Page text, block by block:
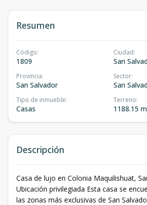
Resumen
Código:
1809
Ciudad:
San
Provincia:
San Salvador
Sector:
San
Tipo de inmueble:
Casas
Terreno:
1188.15
Descripción
Casa de lujo en Colonia Maquilishuat,
Ubicación privilegiada Esta casa se
las zonas más exclusivas de San